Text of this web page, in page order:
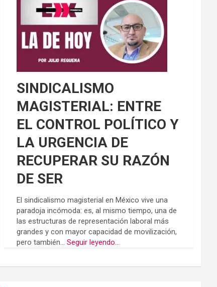
SINDICALISMO
MAGISTERIAL: ENTRE
EL CONTROL POLÍTICO Y
LA URGENCIA DE
RECUPERAR SU RAZÓN
DE SER
El sindicalismo magisterial en México vive una
paradoja incómoda: es, al mismo tiempo, una de
las estructuras de representación laboral más
grandes y con mayor capacidad de movilización,
pero también...Seguir leyendo...